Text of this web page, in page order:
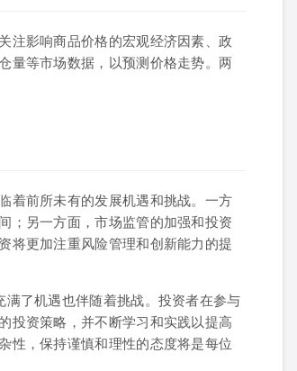
注影响商品价格的宏观经济因素、政
量等市场数据，以预测价格走势。两
着前所未有的发展机遇和挑战。一方
；另一方面，市场监管的加强和投资
将更加注重风险管理和创新能力的提
了机遇也伴随着挑战。投资者在参与
投资策略，并不断学习和实践以提高
性，保持谨慎和理性的态度将是每位